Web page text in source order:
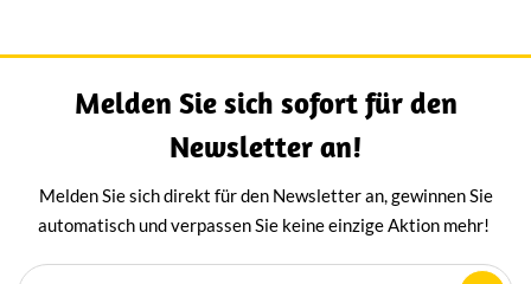
Melden Sie sich sofort für den
Newsletter an!
Melden Sie sich direkt für den Newsletter an, gewinnen Sie
automatisch und verpassen Sie keine einzige Aktion mehr!